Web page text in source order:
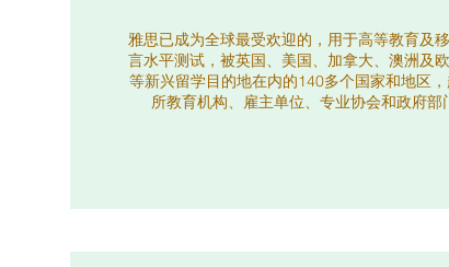
雅思已成为全球最受欢迎的，用于高等教育及
言水平测试，被英国、美国、加拿大、澳洲及
等新兴留学目的地在内的140多个国家和地区
所教育机构、雇主单位、专业协会和政府部